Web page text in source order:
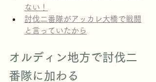
ない！
討伐二番隊がアッカレ大橋で戦闘
と言っていたから
オルディン地方で討伐二
番隊に加わる